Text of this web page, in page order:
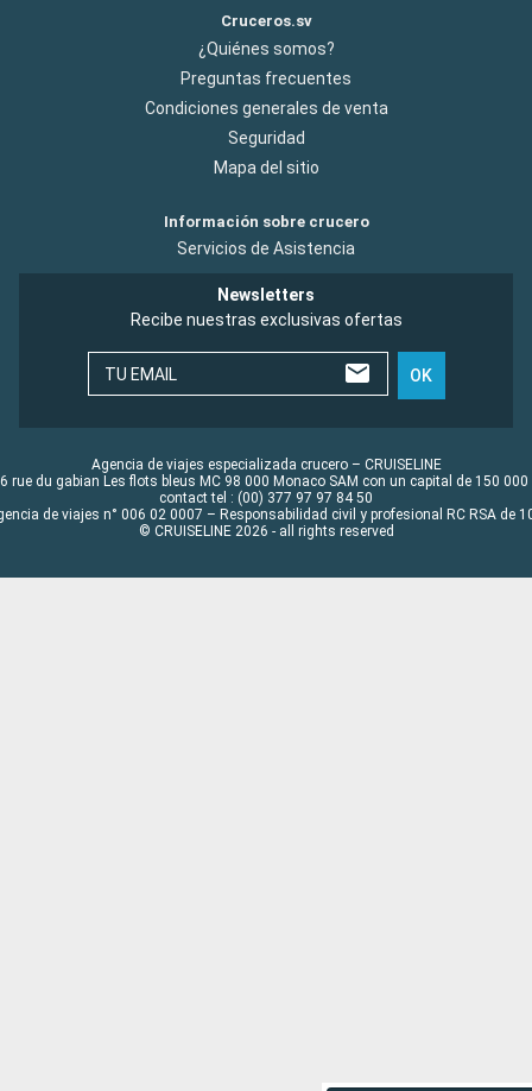
Cruceros.sv
¿Quiénes somos?
Preguntas frecuentes
Condiciones generales de venta
Seguridad
Mapa del sitio
Información sobre crucero
Servicios de Asistencia
Newsletters
Recibe nuestras exclusivas ofertas
TU EMAIL OK
Agencia de viajes especializada crucero – CRUISELINE
rue du gabian Les flots bleus MC 98 000 Monaco SAM con un capital de 150 000
contact tel : (00) 377 97 97 84 50
de viajes n° 006 02 0007 – Responsabilidad civil y profesional RC RSA de
© CRUISELINE 2026 - all rights reserved